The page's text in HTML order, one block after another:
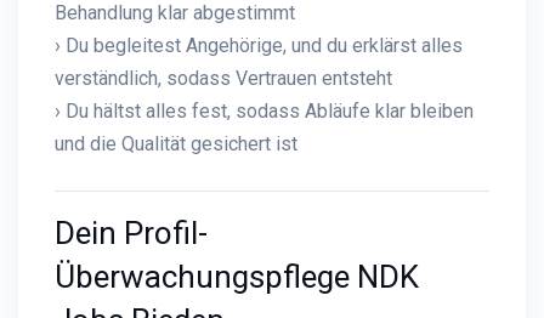
Behandlung klar abgestimmt
› Du begleitest Angehörige, und du erklärst alles
verständlich, sodass Vertrauen entsteht
› Du hältst alles fest, sodass Abläufe klar bleiben
und die Qualität gesichert ist
Dein Profil-
Überwachungspflege NDK